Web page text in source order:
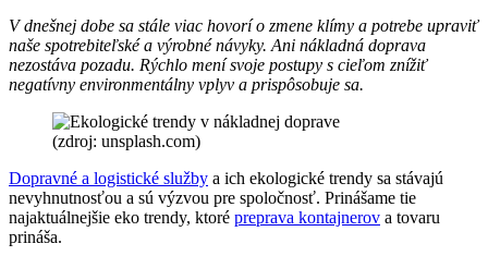
V dnešnej dobe sa stále viac hovorí o zmene klímy a potrebe upraviť
naše spotrebiteľské a výrobné návyky. Ani nákladná doprava
nezostáva pozadu. Rýchlo mení svoje postupy s cieľom znížiť
negatívny environmentálny vplyv a prispôsobuje sa.
(zdroj: unsplash.com)
Dopravné a logistické služby a ich ekologické trendy sa stávajú
nevyhnutnosťou a sú výzvou pre spoločnosť. Prinášame tie
najaktuálnejšie eko trendy, ktoré preprava kontajnerov a tovaru
prináša.